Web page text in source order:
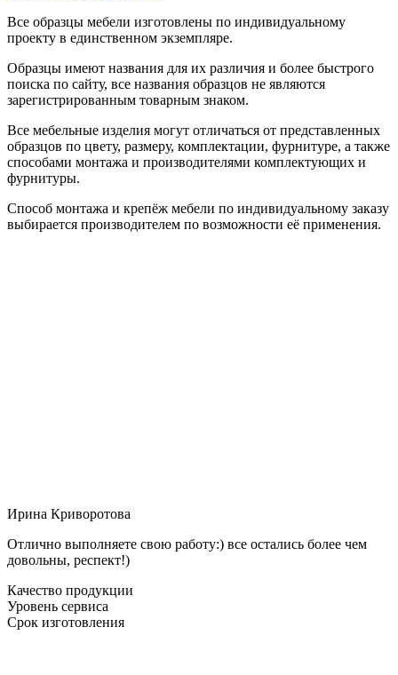
Все образцы мебели изготовлены по индивидуальному
проекту в единственном экземпляре.
Образцы имеют названия для их различия и более быстрого
поиска по сайту, все названия образцов не являются
зарегистрированным товарным знаком.
Все мебельные изделия могут отличаться от представленных
образцов по цвету, размеру, комплектации, фурнитуре, а также
способами монтажа и производителями комплектующих и
фурнитуры.
Способ монтажа и крепёж мебели по индивидуальному заказу
выбирается производителем по возможности её применения.
Ирина Криворотова
Отлично выполняете свою работу:) все остались более чем
довольны, респект!)
Качество продукции
Уровень сервиса
Срок изготовления